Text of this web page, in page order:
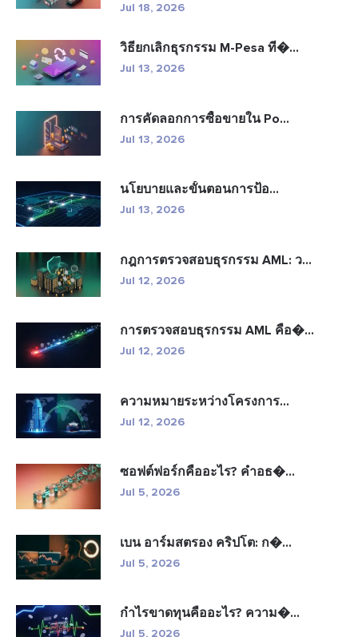
Jul 18, 2026
วิธียกเลิกธุรกรรม M-Pesa ที�...
Jul 13, 2026
การคัดลอกการซื้อขายใน Po...
Jul 13, 2026
นโยบายและขั้นตอนการป้อ...
Jul 13, 2026
กฎการตรวจสอบธุรกรรม AML: ว...
Jul 12, 2026
การตรวจสอบธุรกรรม AML คือ�...
Jul 12, 2026
ความหมายระหว่างโครงการ...
Jul 12, 2026
ซอฟต์ฟอร์กคืออะไร? คำอธ�...
Jul 5, 2026
เบน อาร์มสตรอง คริปโต: ก�...
Jul 5, 2026
กำไรขาดทุนคืออะไร? ความ�...
Jul 5, 2026